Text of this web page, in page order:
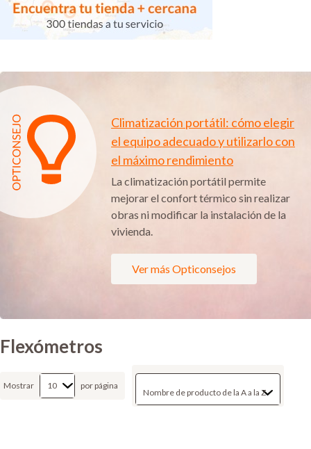
Climatización portátil: cómo elegir
el equipo adecuado y utilizarlo con
el máximo rendimiento
La climatización portátil permite
mejorar el confort térmico sin realizar
obras ni modificar la instalación de la
vivienda.
Ver más Opticonsejos
Flexómetros
Mostrar por página